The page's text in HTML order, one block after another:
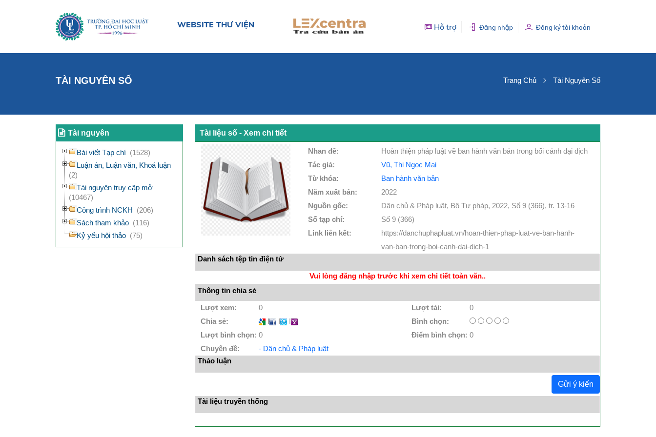
WEBSITE THƯ VIỆN Hỗ trợ Đăng nhập Đăng ký tài khoản
TÀI NGUYÊN SỐ Trang Chủ Tài Nguyên Số
Tài nguyên
Bài viết Tạp chí (1528)
Luận án, Luận văn, Khoá luận
(2)
Tài nguyên truy cập mở
(10467)
Công trình NCKH (206)
Sách tham khảo (116)
Kỷ yếu hội thảo (75)
Tài liệu số - Xem chi tiết
Nhan đề:
Hoàn thiện pháp luật về ban hành văn bản trong bối cảnh đại dịch
Tác giả:
Vũ, Thị Ngọc Mai
Từ khóa:
Ban hành văn bản
Năm xuất bản:
2022
Nguồn gốc:
Dân chủ & Pháp luật, Bộ Tư pháp, 2022, Số 9 (366), tr. 13-16
Số tạp chí:
Số 9 (366)
Link liên kết:
https://danchuphapluat.vn/hoan-thien-phap-luat-ve-ban-hanh-
van-ban-trong-boi-canh-dai-dich-1
Danh sách tệp tin điện tử
Vui lòng đăng nhập trước khi xem chi tiết toàn văn..
Thông tin chia sẻ
Lượt xem: 0 Lượt tải:
0
Chia sẻ:
I I I
Bình chọn:
Lượt bình chọn: 0 Điểm bình chọn: 0
Chuyên đề:
- Dân chủ & Pháp luật
Thảo luận
Gửi ý kiến
Tài liệu truyền thống